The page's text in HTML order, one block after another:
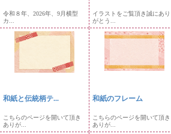
令和８年、2026年、9月横型
カ...
イラストをご覧頂き誠にあり
がとう...
和紙と伝統柄テ...
こちらのページを開いて頂き
ありが...
和紙のフレーム
こちらのページを開いて頂き
ありが...